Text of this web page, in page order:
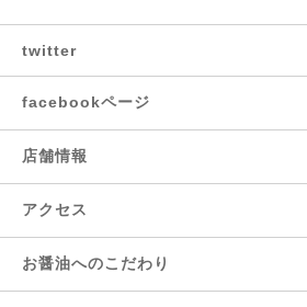
twitter
facebookページ
店舗情報
アクセス
お醤油へのこだわり